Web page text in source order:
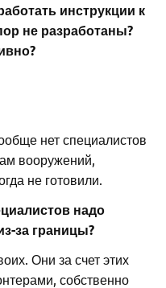
инструкции к
не разработаны?
нет специалистов
вооружений,
не готовили.
надо
за границы?
Они за счет этих
собственно